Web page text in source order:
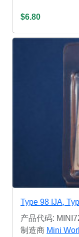
$6.80
Type 98 IJA,
产品代码:
制造商 Mini